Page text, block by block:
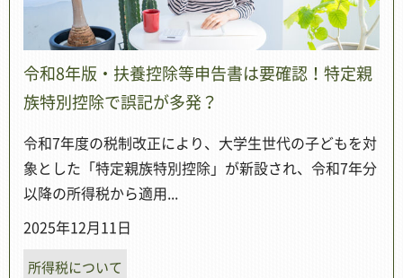
令和8年版・扶養控除等申告書は要確認！特定親
族特別控除で誤記が多発？
令和7年度の税制改正により、大学生世代の子どもを対
象とした「特定親族特別控除」が新設され、令和7年分
以降の所得税から適用...
2025年12月11日
所得税について